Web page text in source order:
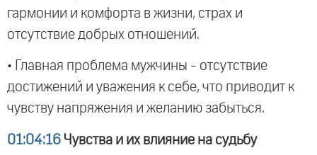
гармонии и комфорта в жизни, страх и
отсутствие добрых отношений.
• Главная проблема мужчины - отсутствие
достижений и уважения к себе, что приводит к
чувству напряжения и желанию забыться.
01:04:16 Чувства и их влияние на судьбу